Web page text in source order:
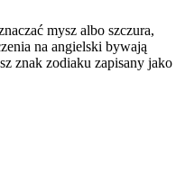
mysz albo szczura,
na angielski bywają
znak zodiaku zapisany jako